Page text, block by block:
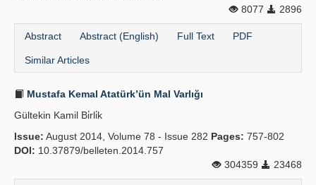
8077
2896
Abstract Abstract (English) Full Text PDF
Similar Articles
Mustafa Kemal Atatürk’ün Mal Varlığı
Gültekin Kamil Bi̇rli̇k
Issue: August 2014, Volume 78 - Issue 282 Pages: 757-802
DOI: 10.37879/belleten.2014.757
304359
23468